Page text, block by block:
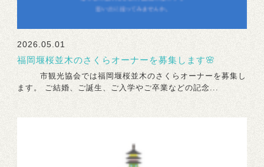
2026.05.01
福岡堰桜並木のさくらオーナーを募集します🌸
市観光協会では福岡堰桜並木のさくらオーナーを募集し
ます。 ご結婚、ご誕生、ご入学やご卒業などの記念...